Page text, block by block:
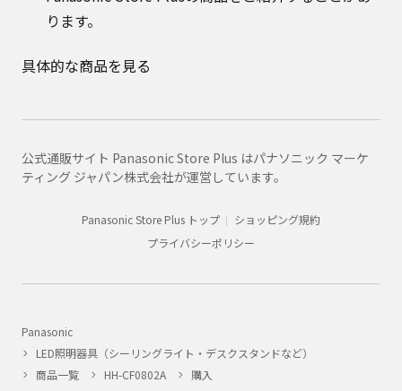
ります。
具体的な商品を見る
公式通販サイト Panasonic Store Plus はパナソニック マーケ
ティング ジャパン株式会社が運営しています。
Panasonic Store Plus トップ
ショッピング規約
プライバシーポリシー
Panasonic
LED照明器具（シーリングライト・デスクスタンドなど）
商品一覧
HH-CF0802A 購入